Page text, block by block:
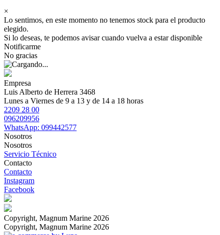
×
Lo sentimos, en este momento no tenemos stock para el producto
elegido.
Si lo deseas, te podemos avisar cuando vuelva a estar disponible
Notificarme
No gracias
Empresa
Luis Alberto de Herrera 3468
Lunes a Viernes de 9 a 13 y de 14 a 18 horas
2209 28 00
096209956
WhatsApp: 099442577
Nosotros
Nosotros
Servicio Técnico
Contacto
Contacto
Instagram
Facebook
Copyright, Magnum Marine 2026
Copyright, Magnum Marine 2026